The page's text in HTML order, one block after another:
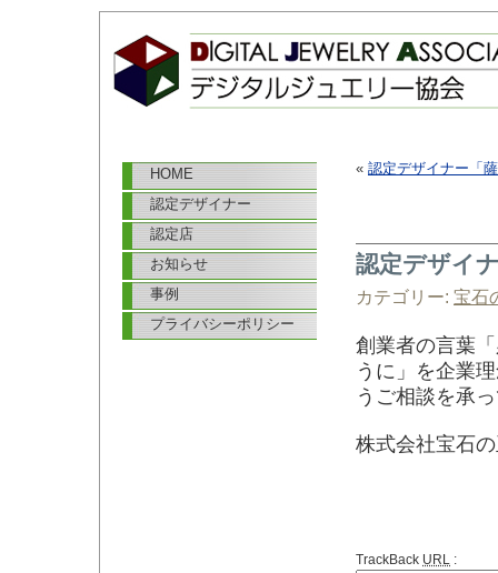
« 認定デザイナー「
認定デザイ
カテゴリー: 宝石
創業者の言葉
うに」を企業
うご相談を承
株式会社宝
TrackBack URL :
HOME
認定デザイナー
認定店
お知らせ
事例
プライバシーポリシー